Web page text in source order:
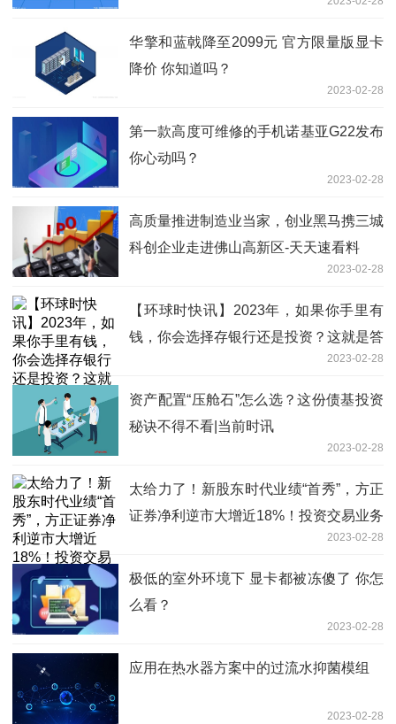
华擎和蓝戟降至2099元 官方限量版显卡
降价 你知道吗？
2023-02-28
第一款高度可维修的手机诺基亚G22发布
你心动吗？
2023-02-28
高质量推进制造业当家，创业黑马携三城
科创企业走进佛山高新区-天天速看料
2023-02-28
【环球时快讯】2023年，如果你手里有
钱，你会选择存银行还是投资？这就是答
2023-02-28
资产配置“压舱石”怎么选？这份债基投资
秘诀不得不看|当前时讯
2023-02-28
太给力了！新股东时代业绩“首秀”，方正
证券净利逆市大增近18%！投资交易业务
成重要“胜负手”：空仓大半年_全球快讯
2023-02-28
极低的室外环境下 显卡都被冻傻了 你怎
么看？
2023-02-28
应用在热水器方案中的过流水抑菌模组
2023-02-28